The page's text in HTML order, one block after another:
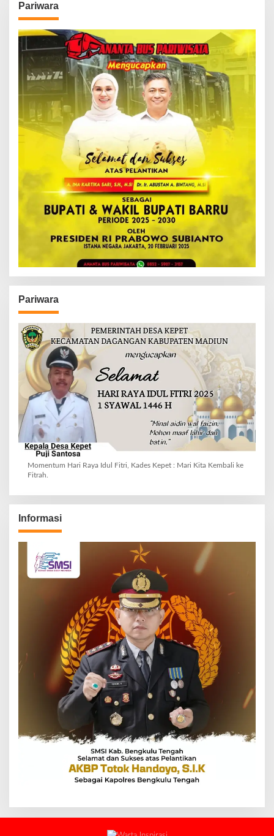
Pariwara
Pariwara
Momentum Hari Raya Idul Fitri, Kades Kepet : Mari Kita Kembali ke
Fitrah.
Informasi